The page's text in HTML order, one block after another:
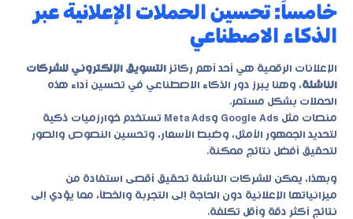
خامساً: تحسين الحملات الإعلانية عبر
الذكاء الاصطناعي
الإعلانات الرقمية هي أحد أهم ركائز التسويق الإلكتروني للشركات
الناشئة، وهنا يبرز دور الذكاء الاصطناعي في تحسين أداء هذه
الحملات بشكل مستمر.
منصات مثل Google Ads وMeta Ads تستخدم خوارزميات ذكية
لتحديد الجمهور الأمثل، وضبط الأسعار، وتحسين النصوص والصور
لتحقيق أفضل نتائج ممكنة.
وبهذا، يمكن للشركات الناشئة تحقيق أقصى استفادة من
ميزانياتها الإعلانية دون الحاجة إلى التجربة والخطأ، مما يؤدي إلى
نتائج أكثر دقة وأقل تكلفة.